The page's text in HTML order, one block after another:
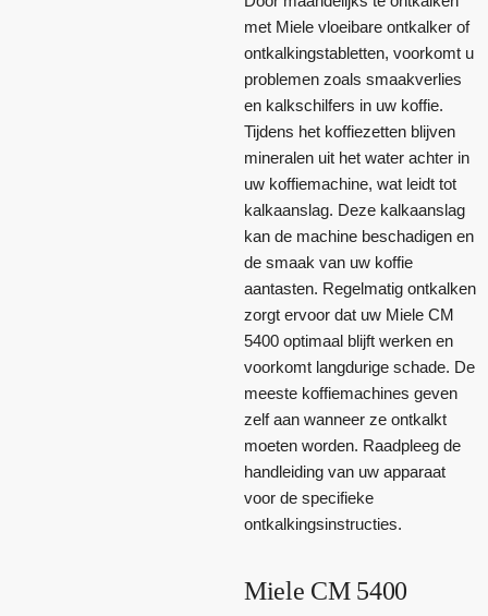
met Miele vloeibare ontkalker of
ontkalkingstabletten, voorkomt u
problemen zoals smaakverlies
en kalkschilfers in uw koffie.
Tijdens het koffiezetten blijven
mineralen uit het water achter in
uw koffiemachine, wat leidt tot
kalkaanslag. Deze kalkaanslag
kan de machine beschadigen en
de smaak van uw koffie
aantasten. Regelmatig ontkalken
zorgt ervoor dat uw Miele CM
5400 optimaal blijft werken en
voorkomt langdurige schade. De
meeste koffiemachines geven
zelf aan wanneer ze ontkalkt
moeten worden. Raadpleeg de
handleiding van uw apparaat
voor de specifieke
ontkalkingsinstructies.
Miele CM 5400